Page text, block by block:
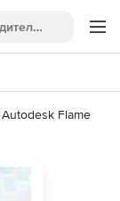
Autodesk Flame